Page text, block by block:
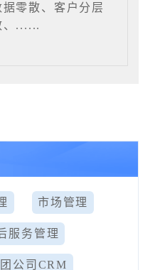
零散、客户分层
、......
市场管理
服务管理
公司CRM